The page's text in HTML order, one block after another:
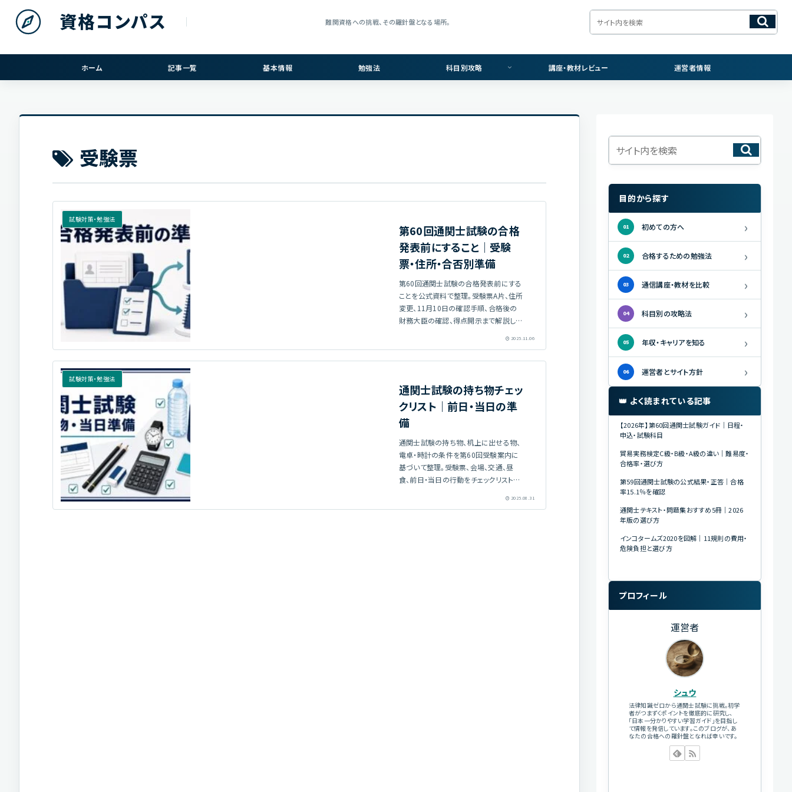
難関資格への挑戦、その羅針盤となる場所。
資格コンパス
ホーム 記事一覧 基本情報 勉強法 科目別攻略 講座・教材レビュー 運営者情報
受験票
試験対策・勉強法
第60回通関士試験の合格
発表前にすること｜受験
票・住所・合否別準備
第60回通関士試験の合格発表前にする
ことを公式資料で整理。受験票A片、住所
変更、11月10日の確認手順、合格後の
財務大臣の確認、得点開示まで解説しま
2025.11.06
試験対策・勉強法
通関士試験の持ち物チェッ
クリスト｜前日・当日の準
備
通関士試験の持ち物、机上に出せる物、
電卓・時計の条件を第60回受験案内に
基づいて整理。受験票、会場、交通、昼
食、前日・当日の行動をチェックリストで
2025.08.31
プロフィール
運営者
シュウ
法律知識ゼロから通関士試験に挑戦。初学
者がつまずくポイントを徹底的に研究し、
「日本一分かりやすい学習ガイド」を目指し
て情報を発信しています。このブログが、あ
なたの合格への羅針盤となれば幸いです。
👑 よく読まれている記事
【2026年】第60回通関士試験ガイド｜日程・
申込・試験科目
貿易実務検定C級・B級・A級の違い｜難易度・
合格率・選び方
第59回通関士試験の公式結果・正答｜合格
率15.1％を確認
通関士テキスト・問題集おすすめ5冊｜2026
年版の選び方
インコタームズ2020を図解｜11規則の費用・
危険負担と選び方
目的から探す
01 初めての方へ ›
02 合格するための勉強法 ›
03 通信講座・教材を比較 ›
04 科目別の攻略法 ›
05 年収・キャリアを知る ›
06 運営者とサイト方針 ›